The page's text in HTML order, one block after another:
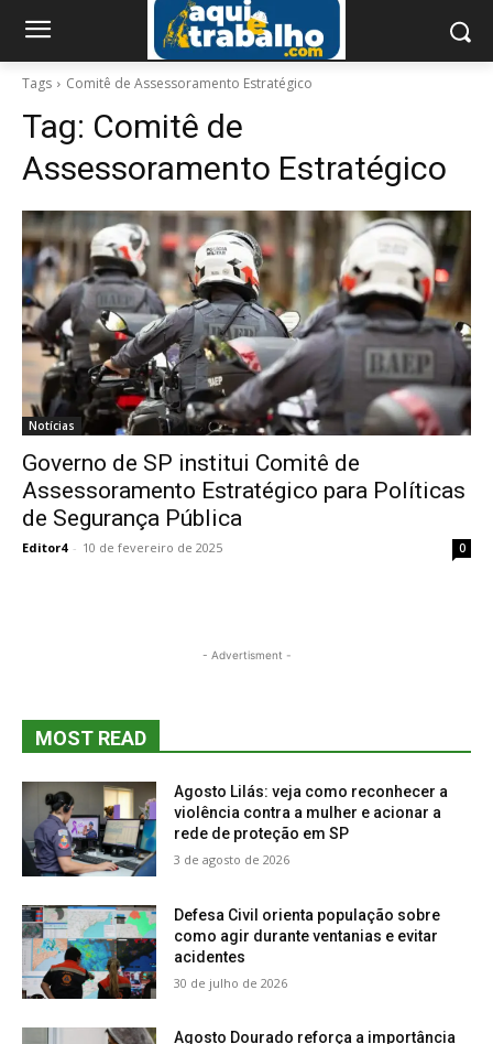
Tags Comitê de Assessoramento Estratégico
Tag: Comitê de
Assessoramento Estratégico
Notícias
Governo de SP institui Comitê de
Assessoramento Estratégico para Políticas
de Segurança Pública
Editor4 - 10 de fevereiro de 2025 0
- Advertisment -
MOST READ
Agosto Lilás: veja como reconhecer a
violência contra a mulher e acionar a
rede de proteção em SP
3 de agosto de 2026
Defesa Civil orienta população sobre
como agir durante ventanias e evitar
acidentes
30 de julho de 2026
Agosto Dourado reforça a importância